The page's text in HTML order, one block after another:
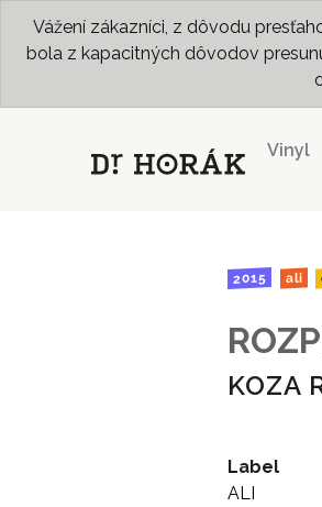
Vážení zákazníci, z dôvodu
bola z kapacitných dôvodov
Vinyl
2015 ali
KOZA
Label
ALI